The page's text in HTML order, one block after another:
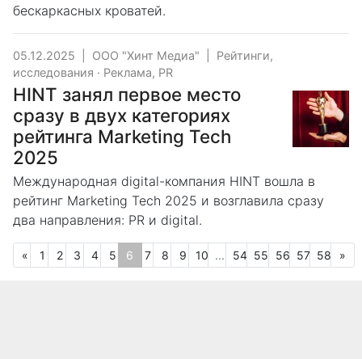
бескаркасных кроватей.
05.12.2025 ООО "Хинт Медиа"
Рейтинги,
исследования · Реклама, PR
HINT занял первое место
сразу в двух категориях
рейтинга Marketing Tech
2025
Международная digital-компания HINT вошла в
рейтинг Marketing Tech 2025 и возглавила сразу
два направления: PR и digital.
«Предыдущая
1 2 3 4 5 6 (текущая)
7 8 9 10 ... 54 55 56 57 58 »